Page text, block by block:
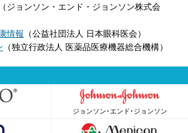
（ジョンソン・エンド・ジョンソン株式会
情報 （公益社団法人 日本眼科医会）
（独立行政法人 医薬品医療機器総合機構）
ジョンソン･エンド･ジョンソン